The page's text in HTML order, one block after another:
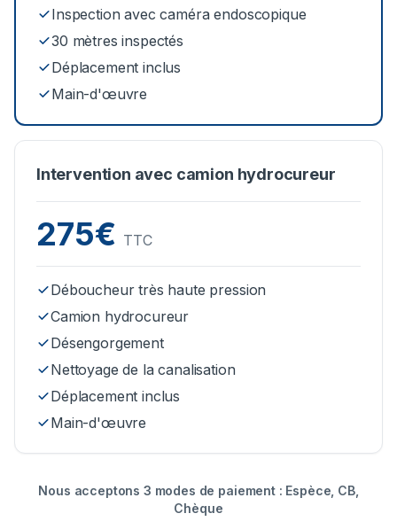
Inspection avec caméra endoscopique
30 mètres inspectés
Déplacement inclus
Main-d'œuvre
Intervention avec camion hydrocureur
275€ TTC
Déboucheur très haute pression
Camion hydrocureur
Désengorgement
Nettoyage de la canalisation
Déplacement inclus
Main-d'œuvre
Nous acceptons 3 modes de paiement : Espèce, CB,
Chèque